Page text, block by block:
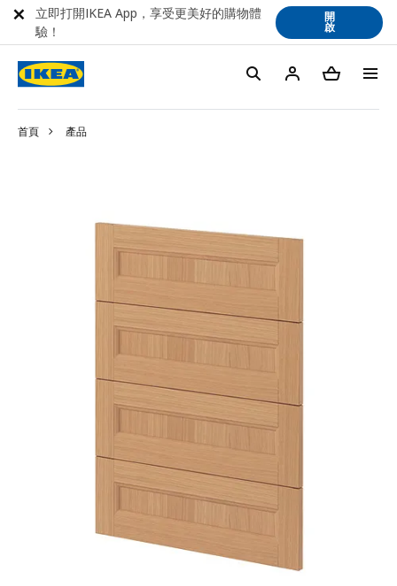
首頁 產品
立即打開IKEA App，享受更美好的購物體
驗！
開
啟